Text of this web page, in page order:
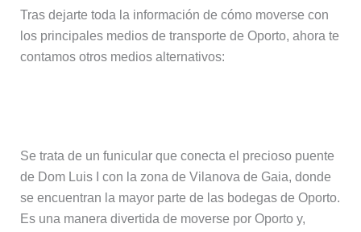
Tras dejarte toda la información de cómo moverse con
los principales medios de transporte de Oporto, ahora te
contamos otros medios alternativos:
Se trata de un funicular que conecta el precioso puente
de Dom Luis I con la zona de Vilanova de Gaia, donde
se encuentran la mayor parte de las bodegas de Oporto.
Es una manera divertida de moverse por Oporto y,